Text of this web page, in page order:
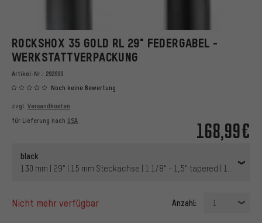
ROCKSHOX 35 GOLD RL 29" FEDERGABEL -
WERKSTATTVERPACKUNG
Artikel-Nr.: 292999
Noch keine Bewertung
168,99€
zzgl. Versandkosten
für Lieferung nach USA
black
130 mm | 29" | 15 mm Steckachse | 1 1/8" - 1,5" tapered | 110 mm |
nicht mehr verfügbar Anzahl: 1